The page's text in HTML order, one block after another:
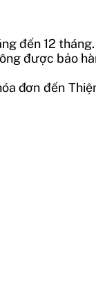
đến 12 tháng.
được bảo
đơn đến